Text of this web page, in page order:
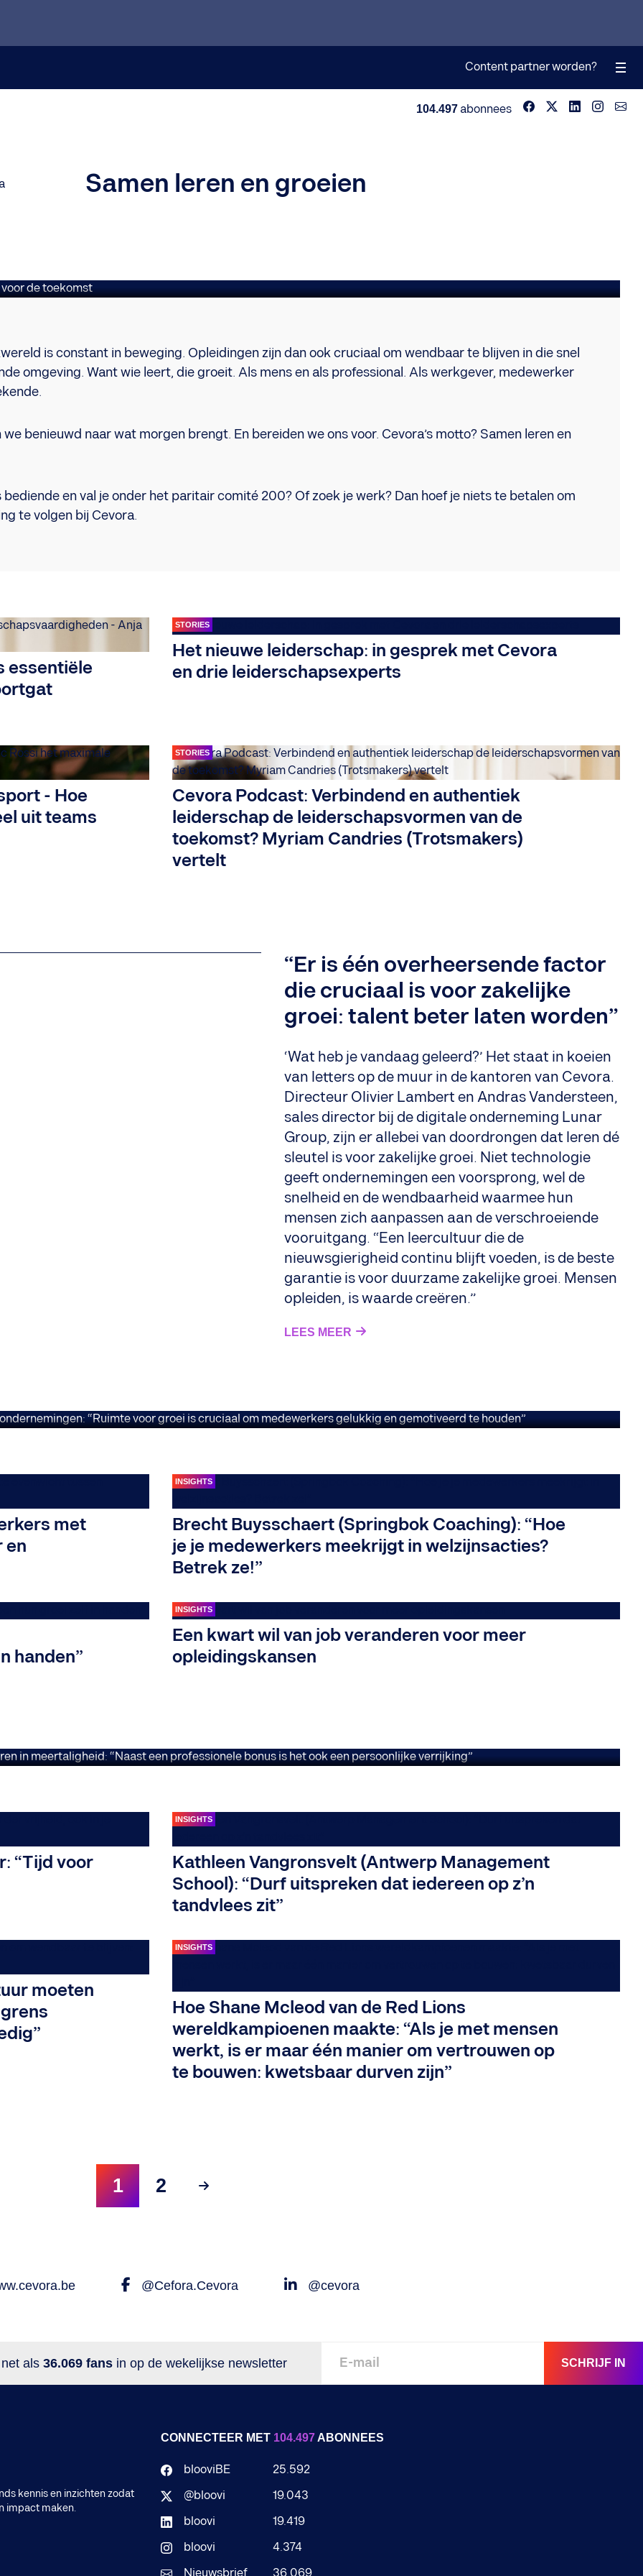
Content partner worden?
104.497 abonnees
Samen leren en groeien
zo maakt Cevora werknemers klaar voor
is constant in beweging. Opleidingen zijn dan ook cruciaal om wendbaar te blijven in die snel
omgeving. Want wie leert, die groeit. Als mens en als professional. Als werkgever, medewerker
we benieuwd naar wat morgen brengt. En bereiden we ons voor. Cevora’s motto? Samen leren en
bediende en val je onder het paritair comité 200? Of zoek je werk? Dan hoef je niets te betalen om
te volgen bij Cevora.
essentiële
STORIES
Het nieuwe leiderschap: in gesprek met Cevora
en drie leiderschapsexperts
- Hoe
uit teams
STORIES
Cevora Podcast: Verbindend en authentiek
leiderschap de leiderschapsvormen van de
toekomst? Myriam Candries (Trotsmakers)
vertelt
“Er is één overheersende factor
die cruciaal is voor zakelijke
groei: talent beter laten worden”
‘Wat heb je vandaag geleerd?’ Het staat in koeien
van letters op de muur in de kantoren van Cevora.
Directeur Olivier Lambert en Andras Vandersteen,
sales director bij de digitale onderneming Lunar
Group, zijn er allebei van doordrongen dat leren dé
sleutel is voor zakelijke groei. Niet technologie
geeft ondernemingen een voorsprong, wel de
snelheid en de wendbaarheid waarmee hun
mensen zich aanpassen aan de verschroeiende
vooruitgang. “Een leercultuur die de
nieuwsgierigheid continu blijft voeden, is de beste
garantie is voor duurzame zakelijke groei. Mensen
opleiden, is waarde creëren.”
LEES MEER
steeds hoger op de agenda bij
voor groei is cruciaal om
met
en
INSIGHTS
Brecht Buysschaert (Springbok Coaching): “Hoe
je je medewerkers meekrijgt in welzijnsacties?
Betrek ze!”
handen”
INSIGHTS
Een kwart wil van job veranderen voor meer
opleidingskansen
Minister Sven Gatz moeten investeren
een professionele bonus is het ook
“Tijd voor
INSIGHTS
Kathleen Vangronsvelt (Antwerp Management
School): “Durf uitspreken dat iedereen op z’n
tandvlees zit”
moeten
INSIGHTS
Hoe Shane Mcleod van de Red Lions
wereldkampioenen maakte: “Als je met mensen
werkt, is er maar één manier om vertrouwen op
te bouwen: kwetsbaar durven zijn”
1 2
@Cefora.Cevora @cevora
als 36.069 fans in op de wekelijkse newsletter SCHRIJF IN
kennis en inzichten zodat
impact maken.
CONNECTEER MET 104.497ABONNEES
blooviBE
25.592
@bloovi
19.043
bloovi
19.419
bloovi
4.374